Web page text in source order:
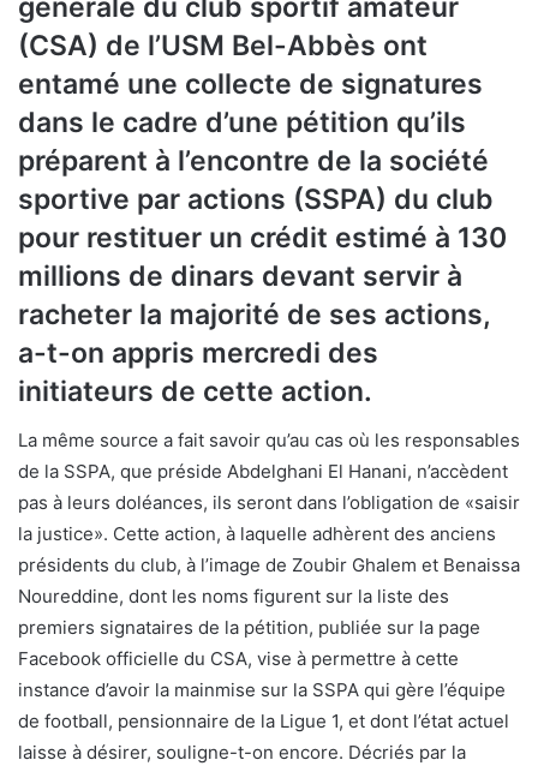
générale du club sportif amateur
(CSA) de l’USM Bel-Abbès ont
entamé une collecte de signatures
dans le cadre d’une pétition qu’ils
préparent à l’encontre de la société
sportive par actions (SSPA) du club
pour restituer un crédit estimé à 130
millions de dinars devant servir à
racheter la majorité de ses actions,
a-t-on appris mercredi des
initiateurs de cette action.
La même source a fait savoir qu’au cas où les responsables
de la SSPA, que préside Abdelghani El Hanani, n’accèdent
pas à leurs doléances, ils seront dans l’obligation de «saisir
la justice». Cette action, à laquelle adhèrent des anciens
présidents du club, à l’image de Zoubir Ghalem et Benaissa
Noureddine, dont les noms figurent sur la liste des
premiers signataires de la pétition, publiée sur la page
Facebook officielle du CSA, vise à permettre à cette
instance d’avoir la mainmise sur la SSPA qui gère l’équipe
de football, pensionnaire de la Ligue 1, et dont l’état actuel
laisse à désirer, souligne-t-on encore. Décriés par la